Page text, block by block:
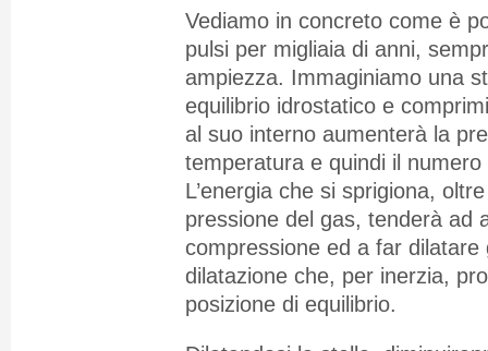
Vediamo in concreto come è
pulsi per migliaia di anni,
ampiezza. Immaginiamo una
equilibrio idrostatico e
al suo interno aumenterà la
temperatura e quindi il
L’energia che si sprigiona,
pressione del gas, tenderà ad
compressione ed a far dilatare
dilatazione che, per inerzia,
posizione di equilibrio.